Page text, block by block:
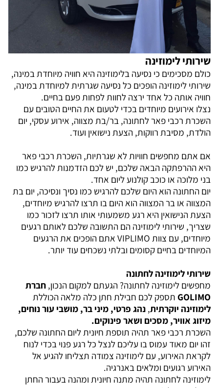
שירותי לימוזינה
כולם מסכימים כי נסיעה בלימוזינה היא חוויה מיוחדת במינה,
שירותי לימוזינה הופכים כל נסיעה שגרתית למיוחדת במינה,
חוויה אותה כל אחד ירצה לחוות לפחות פעם בחיים.
נצלו אירועים מיוחדים בכדי לטעום את החיים הטובים עם
השכרת רכבי פאר לחתונה, בר/בת מצווה, אירוע עסקי, יום
הולדת, מסיבת רווקות, הצעת נישואין ועוד.
אם אתם מחפשים חוויות לא שגרתיות, השכרת רכבי פאר
היא ההרפתקה הבאה שלכם, יש לכם הזדמנות להרגיש כמו
בני מלוכה או כוכב קולנוע ליום אחד.
יום החתונה הוא היום שלכם להרגיש כמו נסיך ונסיכה, יום בת
המצווה או בר המצווה הוא היום בו תרצו להרגיש מיוחדים,
הצעת הנישואין היא רגע משמעותי אותו תרצו לזכור כמו
שצריך, שירותי לימוזינה הם התשובה שלכם לאותם רגעים
מיוחדים, עם צוות VIPLIMO אתם הופכים את הרגעים
המיוחדים בחיים קסומים ובלתי נשכחים עוד יותר.
שירותי לימוזינה לחתונה
מחפשים לימוזינה לחתונה? הגעתם למקום הנכון, חברת
GOLIMO תספק לכם חבילת חתן כלה מלאה הכוללת
לימוזינה יוקרתית, נהג פרטי, מיני בר, מושבי עור נוחים,
מיזוג אוויר, מסכים ושאר פינוקים.
השכרת רכבי פאר תהיה תוספת חיונית ליום החתונה שלכם,
זהו יום מאוד עמוס בו עליכם לנצל כל רגע פנוי בכדי לנוח
לקראת האירוע, עם לימוזינה צמודה תצליחו להגיע אל
האירוע רגועים ומלאים באנרגיה.
לימוזינה לחתונה תהיה מתנה חיונית ומהנה בעבור החתן